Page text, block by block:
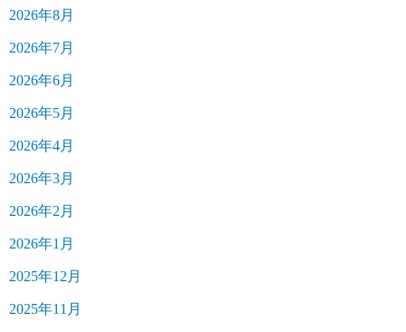
2026年8月
2026年7月
2026年6月
2026年5月
2026年4月
2026年3月
2026年2月
2026年1月
2025年12月
2025年11月